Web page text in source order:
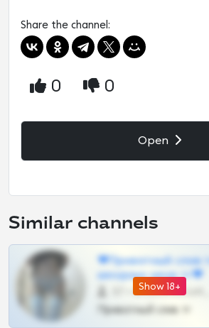
Share the channel:
0 0
Open
Similar channels
Show 18+
❤Приватный слив
шкодных шкур тг❤
57 •
Приватный слив тг